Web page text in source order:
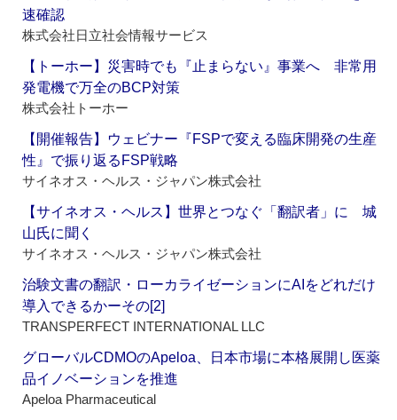
速確認
株式会社日立社会情報サービス
【トーホー】災害時でも『止まらない』事業へ 非常用
発電機で万全のBCP対策
株式会社トーホー
【開催報告】ウェビナー『FSPで変える臨床開発の生産
性』で振り返るFSP戦略
サイネオス・ヘルス・ジャパン株式会社
【サイネオス・ヘルス】世界とつなぐ「翻訳者」に 城
山氏に聞く
サイネオス・ヘルス・ジャパン株式会社
治験文書の翻訳・ローカライゼーションにAIをどれだけ
導入できるかーその[2]
TRANSPERFECT INTERNATIONAL LLC
グローバルCDMOのApeloa、日本市場に本格展開し医薬
品イノベーションを推進
Apeloa Pharmaceutical